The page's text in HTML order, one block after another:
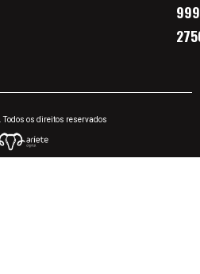
Todos os direitos reservados